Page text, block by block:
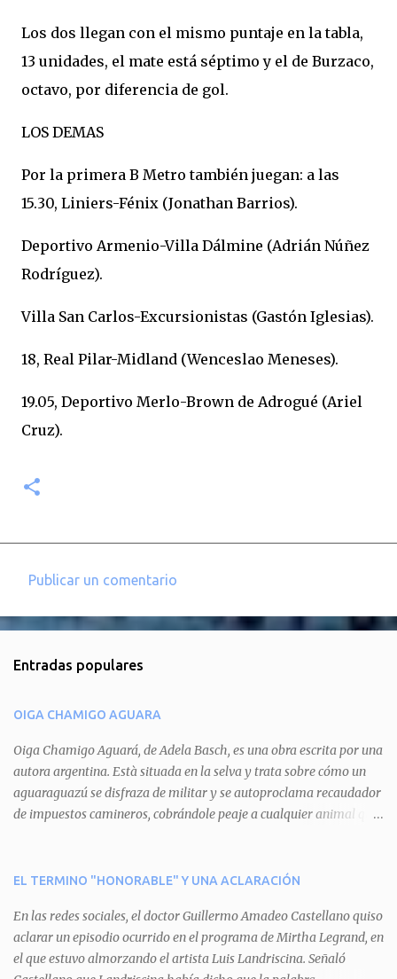
Los dos llegan con el mismo puntaje en la tabla,
13 unidades, el mate está séptimo y el de Burzaco,
octavo, por diferencia de gol.
LOS DEMAS
Por la primera B Metro también juegan: a las
15.30, Liniers-Fénix (Jonathan Barrios).
Deportivo Armenio-Villa Dálmine (Adrián Núñez
Rodríguez).
Villa San Carlos-Excursionistas (Gastón Iglesias).
18, Real Pilar-Midland (Wenceslao Meneses).
19.05, Deportivo Merlo-Brown de Adrogué (Ariel
Cruz).
e
t
a
r
i
o
Publicar un comentario
Entradas populares
OIGA CHAMIGO AGUARA
Oiga Chamigo Aguará, de Adela Basch, es una obra escrita por una
autora argentina. Està situada en la selva y trata sobre cómo un
aguaraguazú se disfraza de militar y se autoproclama recaudador
de impuestos camineros, cobrándole peaje a cualquier animal que
aguará le provoca. De igual manera pasa con Tatú, el armadillo.
del aguará y pasa sin pagar. Por último, Tui, la cotorra, deja
expuesta la mentira del aguará y arenga a los otros tres
personajes a unirse para enfrentarlo. Finalmente, terminan por
EL TERMINO "HONORABLE" Y UNA ACLARACIÓN
En las redes sociales, el doctor Guillermo Amadeo Castellano quiso
aclarar un episodio ocurrido en el programa de Mirtha Legrand, en
el que estuvo almorzando el artista Luis Landriscina. Señaló